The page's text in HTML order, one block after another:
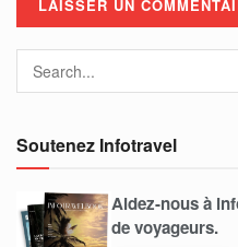
Soutenez Infotravel
Aidez-nous à
de voyageurs.